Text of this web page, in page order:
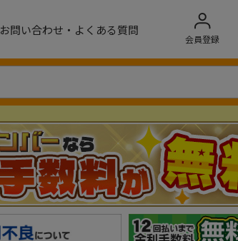
お問い合わせ・よくある質問
会員登録